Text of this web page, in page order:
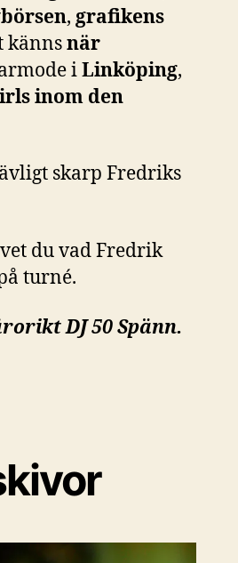
, grafikens
kännsnär
iLinköping,
inom den
skarp Fredriks
du vad Fredrik
turné.
DJ 50 Spänn.